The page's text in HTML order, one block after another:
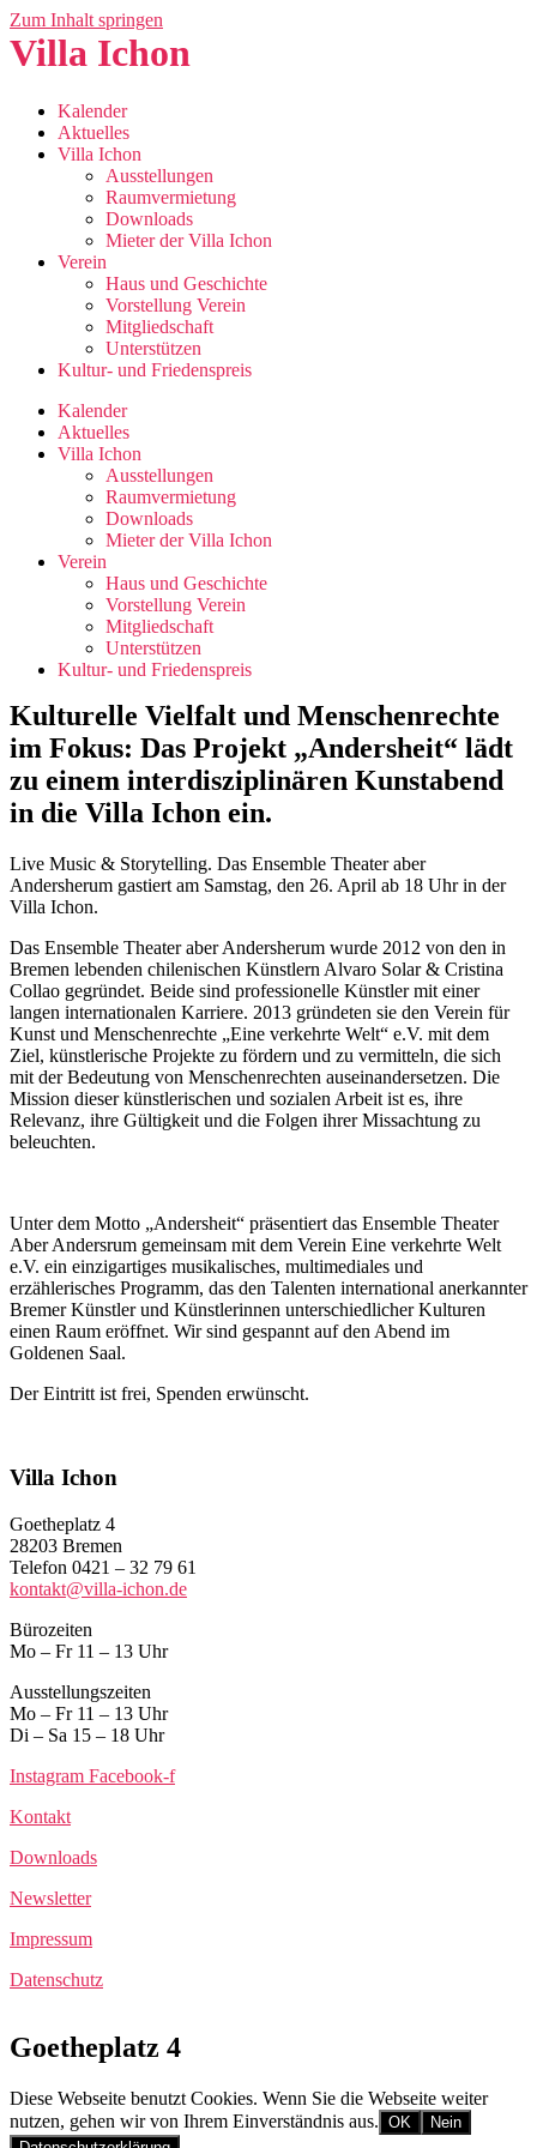
Zum Inhalt springen
Villa Ichon
Kalender
Aktuelles
Villa Ichon
Ausstellungen
Raumvermietung
Downloads
Mieter der Villa Ichon
Verein
Haus und Geschichte
Vorstellung Verein
Mitgliedschaft
Unterstützen
Kultur- und Friedenspreis
Kalender
Aktuelles
Villa Ichon
Ausstellungen
Raumvermietung
Downloads
Mieter der Villa Ichon
Verein
Haus und Geschichte
Vorstellung Verein
Mitgliedschaft
Unterstützen
Kultur- und Friedenspreis
Kulturelle Vielfalt und Menschenrechte
im Fokus: Das Projekt „Andersheit“ lädt
zu einem interdisziplinären Kunstabend
in die Villa Ichon ein.
Live Music & Storytelling. Das Ensemble Theater aber
Andersherum gastiert am Samstag, den 26. April ab 18 Uhr in der
Villa Ichon.
Das Ensemble Theater aber Andersherum wurde 2012 von den in
Bremen lebenden chilenischen Künstlern Alvaro Solar & Cristina
Collao gegründet. Beide sind professionelle Künstler mit einer
langen internationalen Karriere. 2013 gründeten sie den Verein für
Kunst und Menschenrechte „Eine verkehrte Welt“ e.V. mit dem
Ziel, künstlerische Projekte zu fördern und zu vermitteln, die sich
mit der Bedeutung von Menschenrechten auseinandersetzen. Die
Mission dieser künstlerischen und sozialen Arbeit ist es, ihre
Relevanz, ihre Gültigkeit und die Folgen ihrer Missachtung zu
beleuchten.
Unter dem Motto „Andersheit“ präsentiert das Ensemble Theater
Aber Andersrum gemeinsam mit dem Verein Eine verkehrte Welt
e.V. ein einzigartiges musikalisches, multimediales und
erzählerisches Programm, das den Talenten international anerkannter
Bremer Künstler und Künstlerinnen unterschiedlicher Kulturen
einen Raum eröffnet. Wir sind gespannt auf den Abend im
Goldenen Saal.
Der Eintritt ist frei, Spenden erwünscht.
Villa Ichon
Goetheplatz 4
28203 Bremen
Telefon 0421 – 32 79 61
kontakt@villa-ichon.de
Bürozeiten
Mo – Fr 11 – 13 Uhr
Ausstellungszeiten
Mo – Fr 11 – 13 Uhr
Di – Sa 15 – 18 Uhr
Instagram Facebook-f
Kontakt
Downloads
Newsletter
Impressum
Datenschutz
Goetheplatz 4
Diese Webseite benutzt Cookies. Wenn Sie die Webseite weiter
nutzen, gehen wir von Ihrem Einverständnis aus. OK
Nein